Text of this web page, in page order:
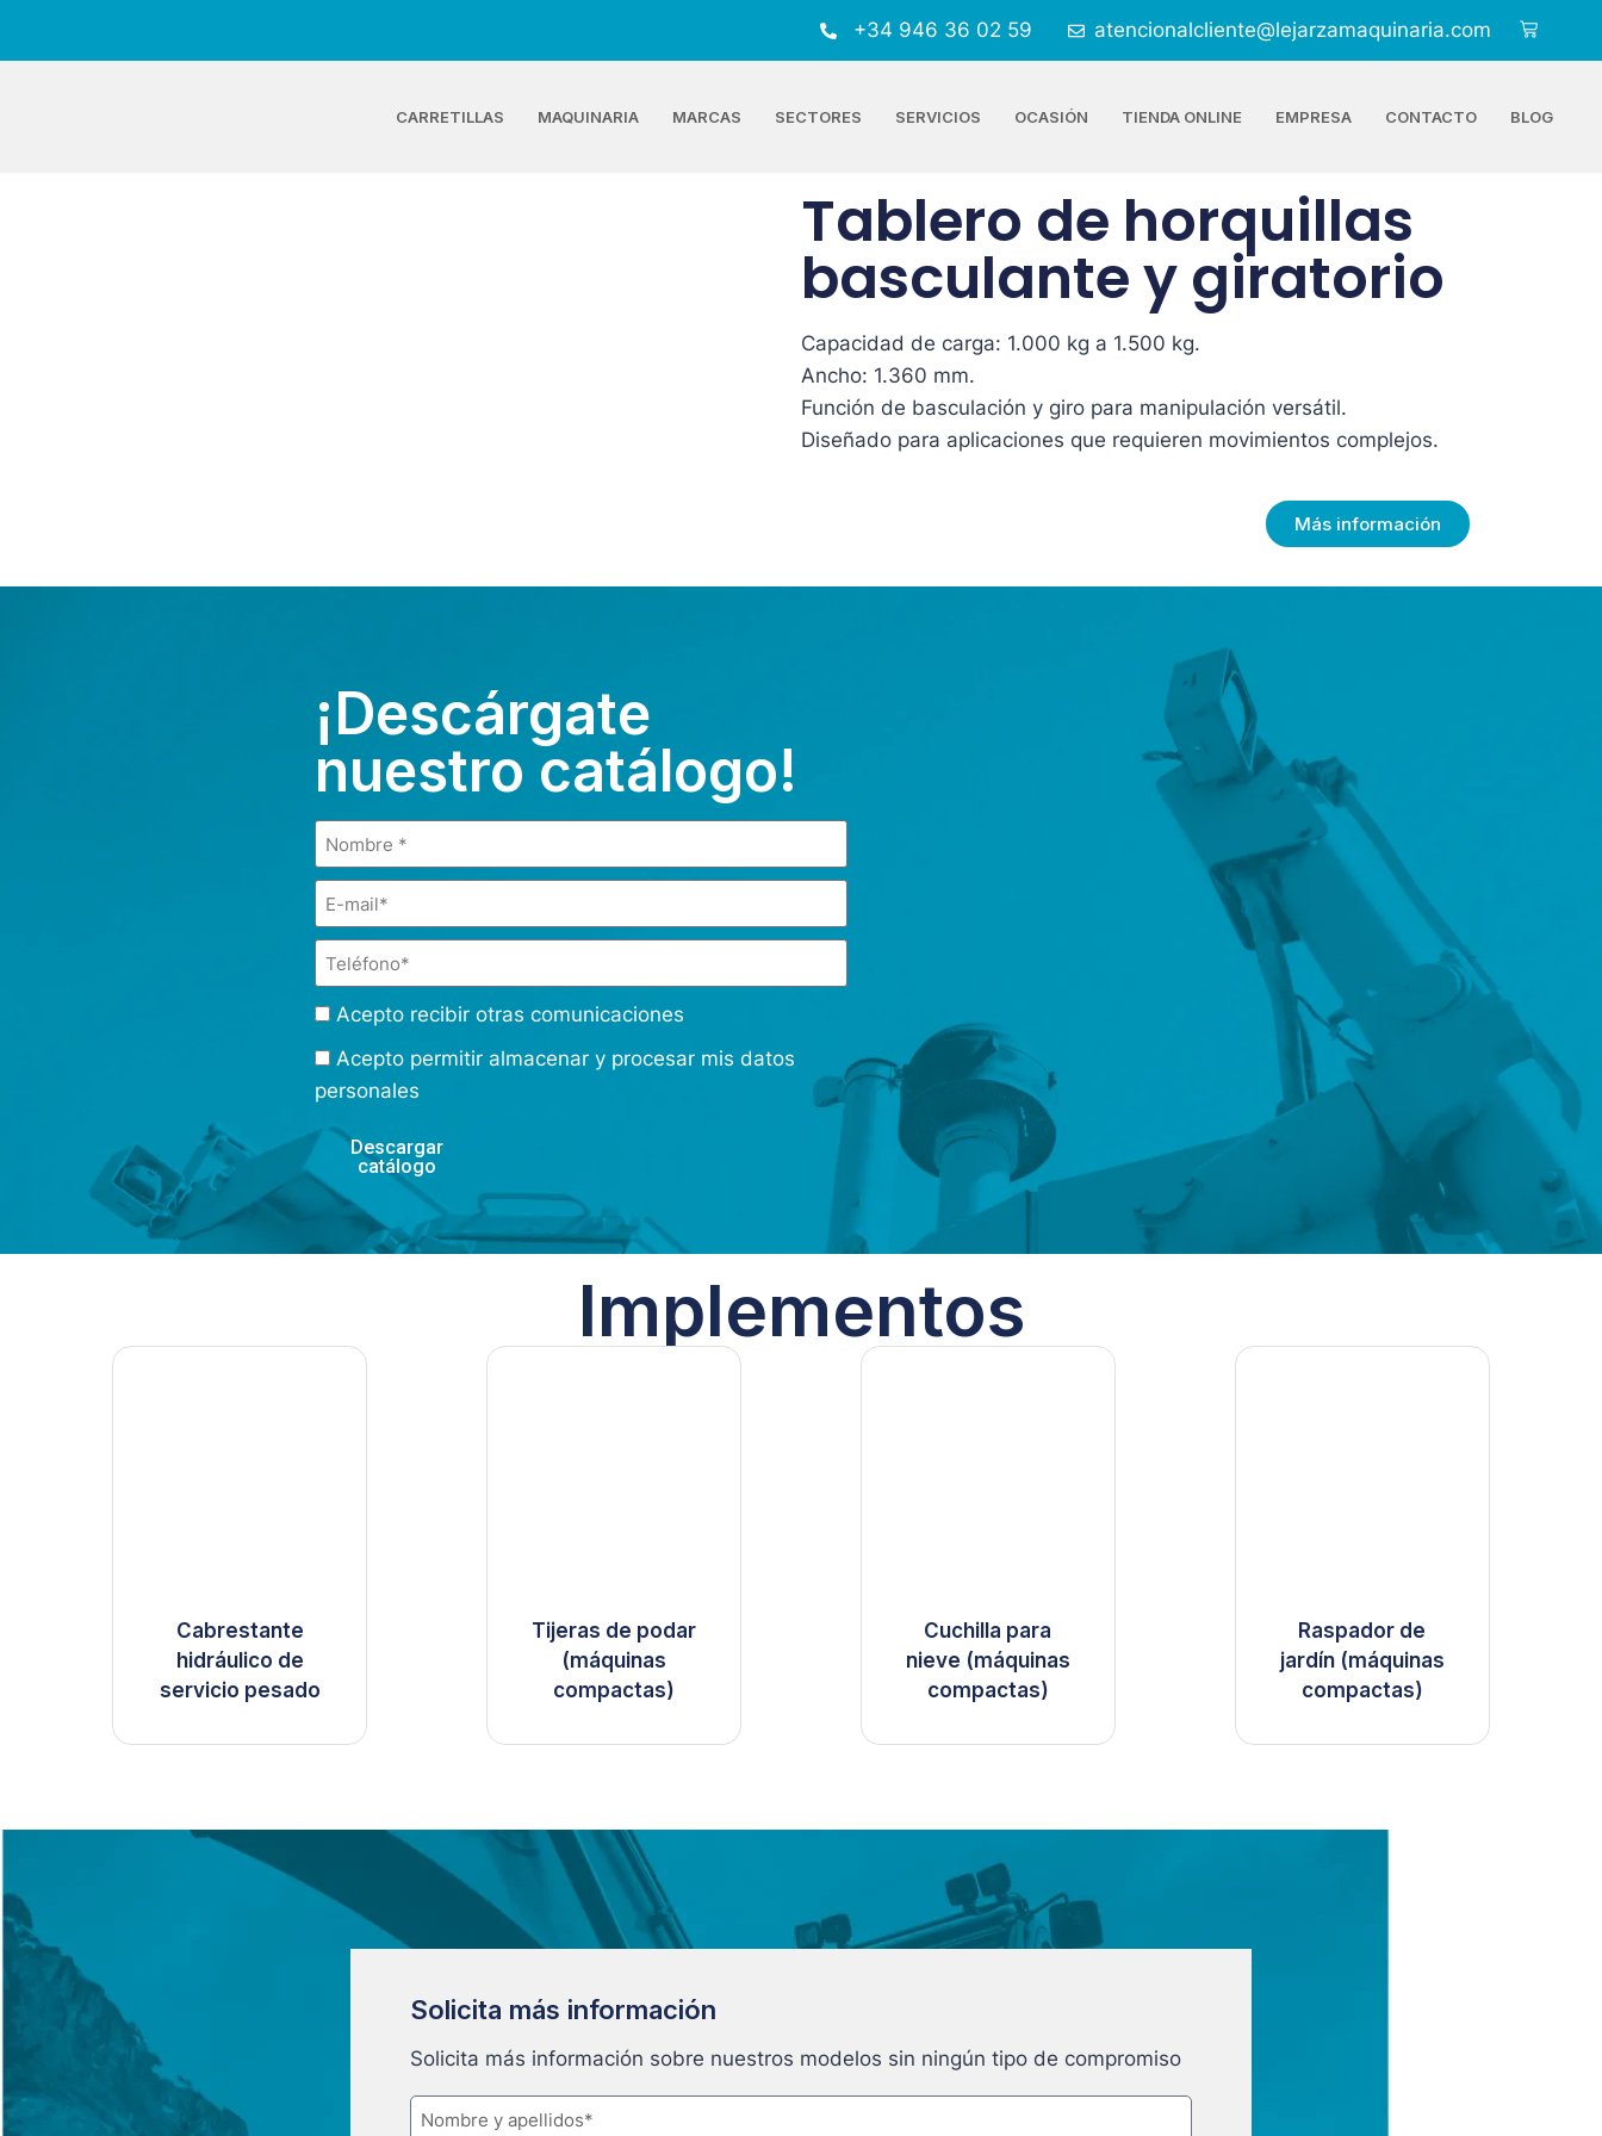
+34 946 36 02 59 atencionalcliente@lejarzamaquinaria.com
CARRETILLAS MAQUINARIA MARCAS SECTORES SERVICIOS OCASIÓN TIENDA ONLINE EMPRESA CONTACTO BLOG
Tablero de horquillas
basculante y giratorio
Capacidad de carga: 1.000 kg a 1.500 kg.
Ancho: 1.360 mm.
Función de basculación y giro para manipulación versátil.
Diseñado para aplicaciones que requieren movimientos complejos.
Más información
¡Descárgate
nuestro catálogo!
Acepto recibir otras comunicaciones
Acepto permitir almacenar y procesar mis datos
personales
Descargar
catálogo
Implementos
Cabrestante
hidráulico de
servicio pesado
Tijeras de podar
(máquinas
compactas)
Cuchilla para
nieve (máquinas
compactas)
Raspador de
jardín (máquinas
compactas)
Solicita más información
Solicita más información sobre nuestros modelos sin ningún tipo de compromiso